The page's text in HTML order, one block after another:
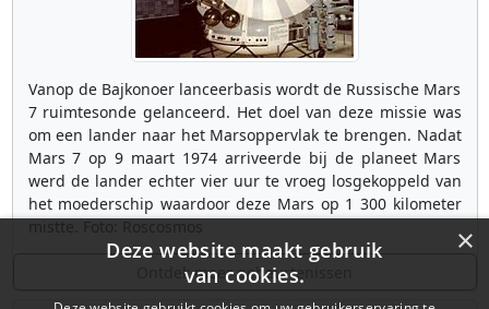
Vanop de Bajkonoer lanceerbasis wordt de Russische Mars
7 ruimtesonde gelanceerd. Het doel van deze missie was
om een lander naar het Marsoppervlak te brengen. Nadat
Mars 7 op 9 maart 1974 arriveerde bij de planeet Mars
werd de lander echter vier uur te vroeg losgekoppeld van
het moederschip waardoor deze Mars op 1 300 kilometer
Ontdek meer gebeurtenissen
×
Deze website maakt gebruik
van cookies.